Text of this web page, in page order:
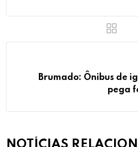
Brumado: Ônibus de
pega